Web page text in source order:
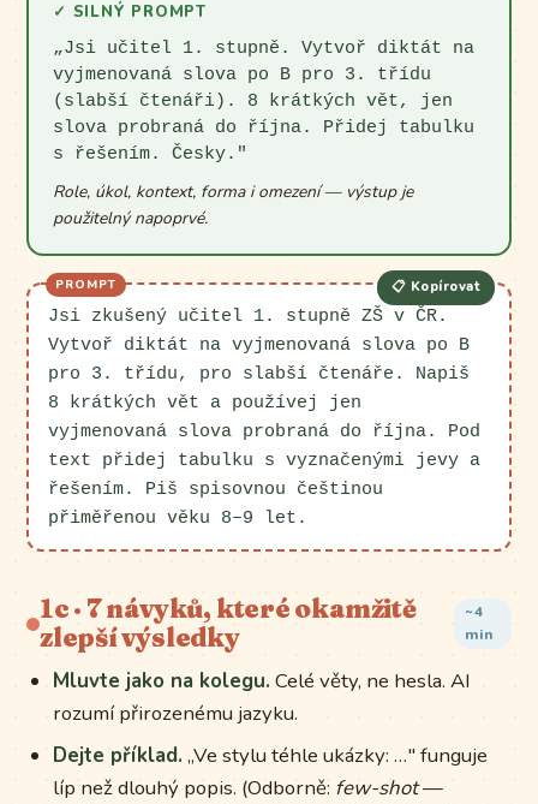
✓ SILNÝ PROMPT
„Jsi učitel 1. stupně. Vytvoř diktát na
vyjmenovaná slova po B pro 3. třídu
(slabší čtenáři). 8 krátkých vět, jen
slova probraná do října. Přidej tabulku
s řešením. Česky."
Role, úkol, kontext, forma i omezení — výstup je
použitelný napoprvé.
📋 Kopírovat
Jsi zkušený učitel 1. stupně ZŠ v ČR.
Vytvoř diktát na vyjmenovaná slova po B
pro 3. třídu, pro slabší čtenáře. Napiš
8 krátkých vět a používej jen
vyjmenovaná slova probraná do října. Pod
text přidej tabulku s vyznačenými jevy a
řešením. Piš spisovnou češtinou
přiměřenou věku 8–9 let.
1c · 7 návyků, které okamžitě
zlepší výsledky
~4
min
Mluvte jako na kolegu. Celé věty, ne hesla. AI
rozumí přirozenému jazyku.
Dejte příklad. „Ve stylu téhle ukázky: …" funguje
líp než dlouhý popis. (Odborně: few-shot—